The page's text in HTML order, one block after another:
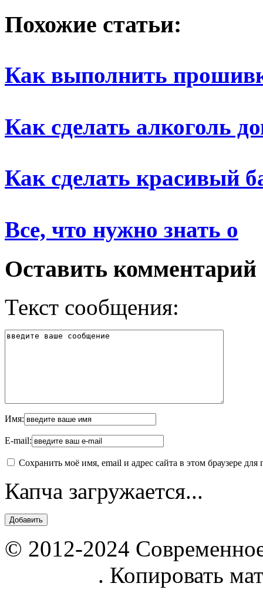
Похожие статьи:
Как выполнить
Как сделать алкоголь
Как сделать красивый
Все, что нужно знать о
Оставить комментарий
Текст сообщения:
Имя:
E-mail:
Сохранить моё имя, email и адрес сайта в этом браузере
Капча загружается...
© 2012-2024
. Копировать